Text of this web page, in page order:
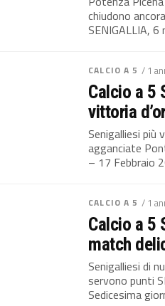
chiudono
SENIGALLIA,
CALCIO A 5 / 1
Calcio a 5
vittoria
Senigalliesi più
agganciate
– 17 Febbraio
CALCIO A 5 / 1
Calcio a 5
match
Senigalliesi di
servono punti
Sedicesima